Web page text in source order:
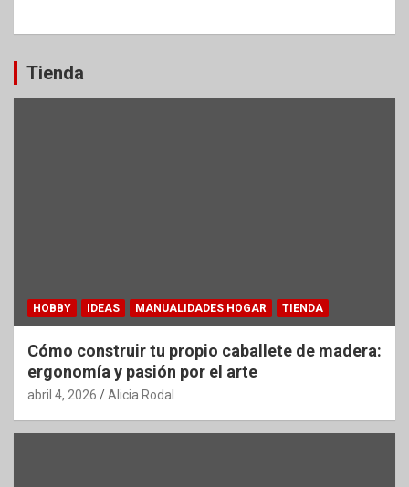
Tienda
HOBBY IDEAS MANUALIDADES HOGAR TIENDA
Cómo construir tu propio caballete de madera:
ergonomía y pasión por el arte
abril 4, 2026 Alicia Rodal